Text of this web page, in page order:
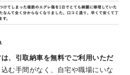
、引取納車を無料でご利用いただ
む手間がなく、自宅や職場にいな